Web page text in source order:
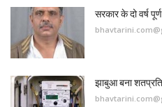
सरकार के दो वर्ष
झाबुआ बना